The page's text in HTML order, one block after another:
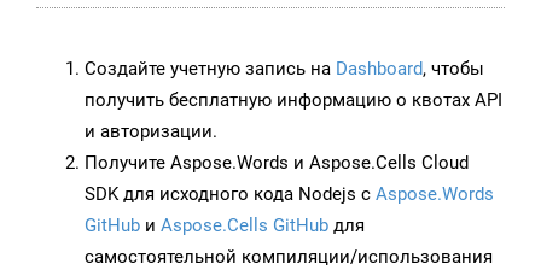
Создайте учетную запись на Dashboard, чтобы
получить бесплатную информацию о квотах API
и авторизации.
Получите Aspose.Words и Aspose.Cells Cloud
SDK для исходного кода Nodejs с Aspose.Words
GitHub и Aspose.Cells GitHub для
самостоятельной компиляции/использования